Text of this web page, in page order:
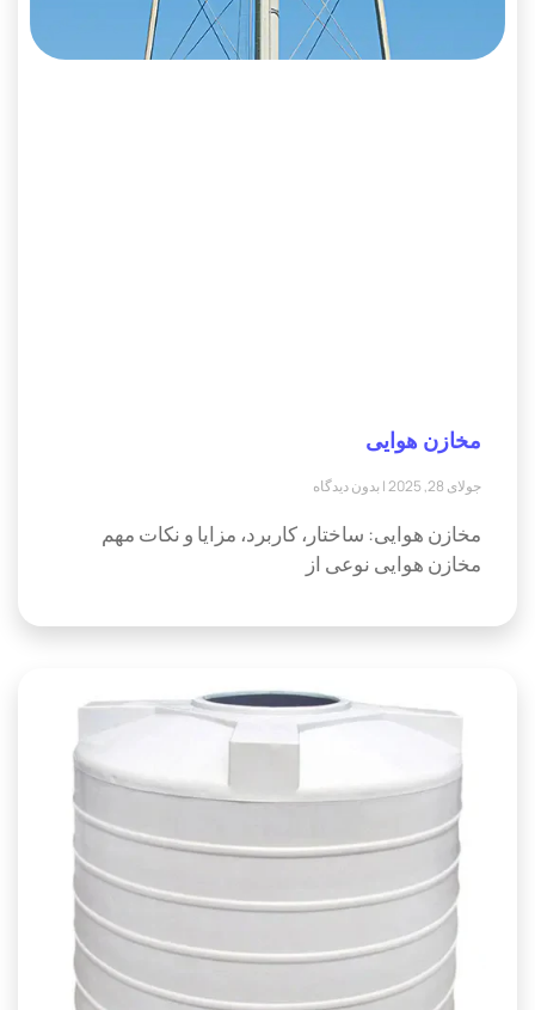
مخازن هوایی
جولای 28, 2025 بدون دیدگاه
مخازن هوایی: ساختار، کاربرد، مزایا و نکات مهم
مخازن هوایی نوعی از